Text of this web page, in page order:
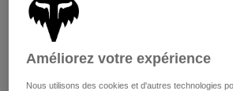
Pants
Guards & Protection
Shorts
Pads & Protection
Pants
Shorts
Swim
Tout acheter
Améliorez votre expérience
Nous utilisons des cookies et d'autres technologies